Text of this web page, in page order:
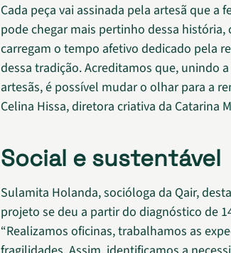
Cada peça vai assinada pela artesã que a
pode chegar mais pertinho dessa
carregam o tempo afetivo dedicado pela
dessa tradição. Acreditamos que, unindo
artesãs, é possível mudar o olhar para a
Celina Hissa, diretora criativa da Catarina
Social e sustentável
Sulamita Holanda, socióloga da Qair,
projeto se deu a partir do diagnóstico de
“Realizamos oficinas, trabalhamos as